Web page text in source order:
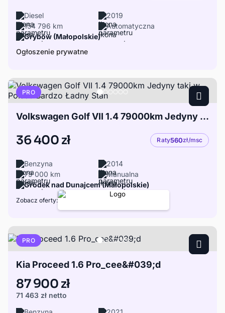
Diesel
2019
154 796 km
Automatyczna
Grybów (Małopolskie)
Ogłoszenie prywatne
PRO
Volkswagen Golf VII 1.4 79000km Jedyny taki w Polsce Bardzo Ładny Stan
36 400 zł Raty560zł/msc
Benzyna
2014
79 000 km
Manualna
Gródek nad Dunajcem (Małopolskie)
Zobacz oferty:
PRO
Kia Proceed 1.6 Pro_cee&#039;d
87 900 zł
71 463 zł netto